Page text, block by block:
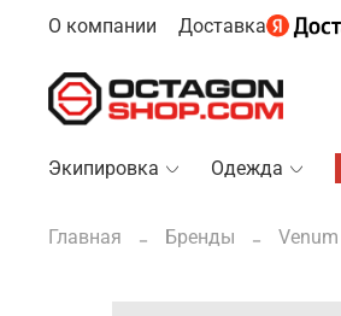
О компании Доставка
Экипировка Одежда
Главная Бренды Venum